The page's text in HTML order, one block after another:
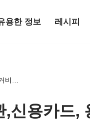
용한 정보 레시피
비…
신용카드,